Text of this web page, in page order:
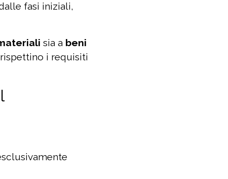
fasi iniziali,
sia a beni
i requisiti